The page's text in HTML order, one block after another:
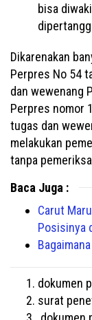
bisa
Dikarenakan
Perpres No 54
dan wewenang
Perpres nomor
tugas dan
melakukan
tanpa
Baca Juga :
Carut
Posisinya
dokumen
surat